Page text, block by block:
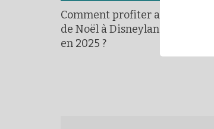
Comment profiter au max
de Noël à Disneyland Paris
en 2025 ?